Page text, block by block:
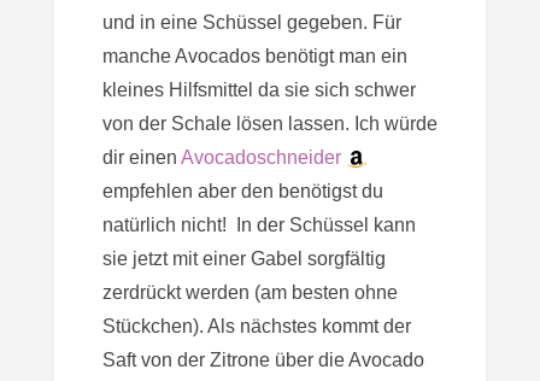
und in eine Schüssel gegeben. Für
manche Avocados benötigt man ein
kleines Hilfsmittel da sie sich schwer
von der Schale lösen lassen. Ich würde
dir einen Avocadoschneider
empfehlen aber den benötigst du
natürlich nicht! In der Schüssel kann
sie jetzt mit einer Gabel sorgfältig
zerdrückt werden (am besten ohne
Stückchen). Als nächstes kommt der
Saft von der Zitrone über die Avocado